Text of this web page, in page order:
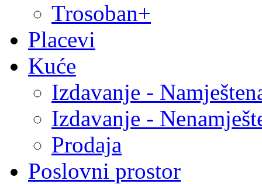
Trosoban+
Placevi
Kuće
Izdavanje -
Izdavanje -
Prodaja
Poslovni prostor